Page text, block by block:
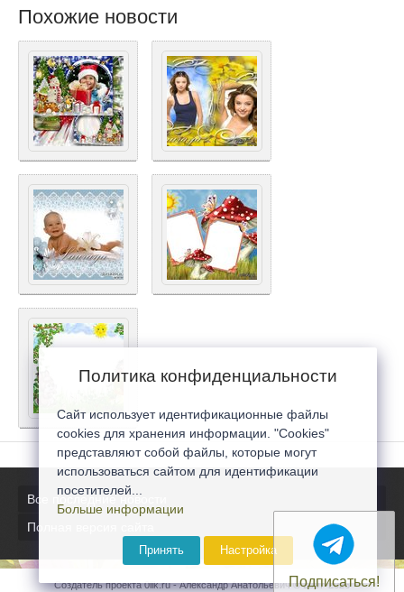
Похожие новости
Все последние новости
Полная версия сайта
Создатель проекта 0lik.ru - Александр Анатольевич © 2007-2026
Подписаться!
Политика конфиденциальности
Сайт использует идентификационные файлы
cookies для хранения информации. "Cookies"
представляют собой файлы, которые могут
использоваться сайтом для идентификации
посетителей...
Больше информации
Принять Настройка